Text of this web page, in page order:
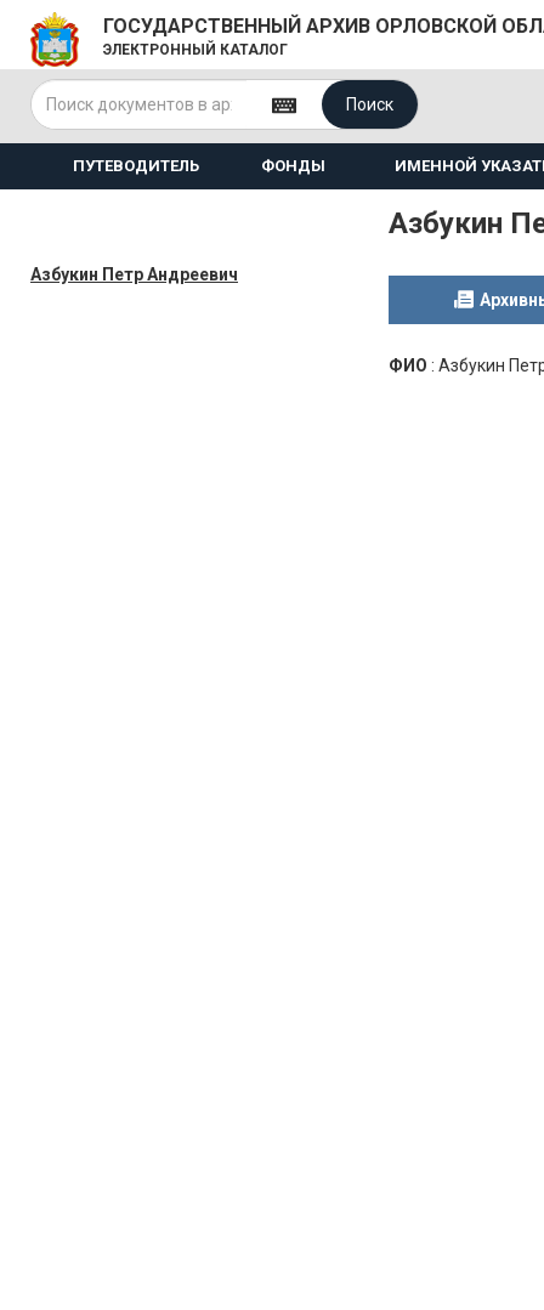
ГОСУДАРСТВЕННЫЙ АРХИВ ОРЛОВСКОЙ
ЭЛЕКТРОННЫЙ КАТАЛОГ
Поиск
ПУТЕВОДИТЕЛЬ ФОНДЫ ИМЕННОЙ
Азбукин Петр Андреевич
Азбукин
ФИО : Азбукин